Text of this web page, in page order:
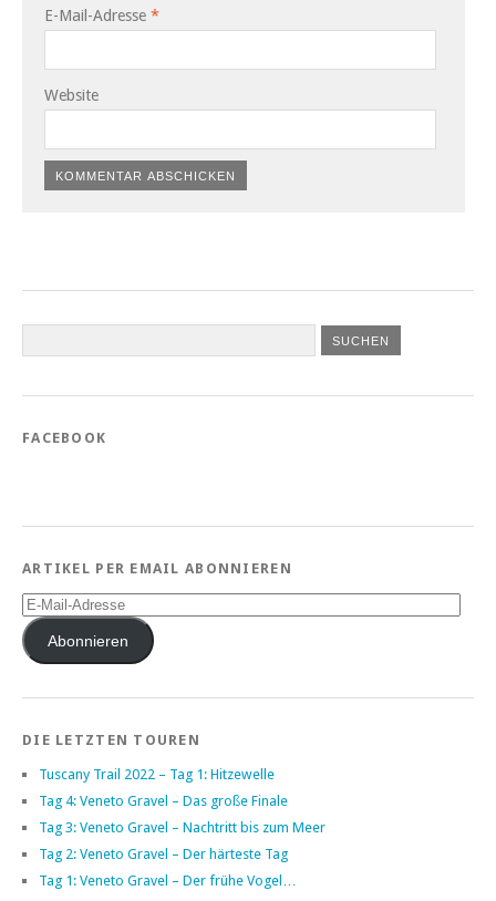
E-Mail-Adresse *
Website
FACEBOOK
ARTIKEL PER EMAIL ABONNIEREN
E-
Mail-
AdresseAbonnieren
DIE LETZTEN TOUREN
Tuscany Trail 2022 – Tag 1: Hitzewelle
Tag 4: Veneto Gravel – Das große Finale
Tag 3: Veneto Gravel – Nachtritt bis zum Meer
Tag 2: Veneto Gravel – Der härteste Tag
Tag 1: Veneto Gravel – Der frühe Vogel…